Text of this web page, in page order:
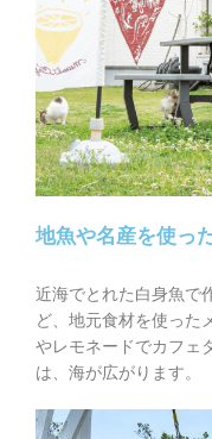
地魚や名産を使っ
近海でとれた白身魚で
ど、地元食材を使った
やレモネードでカフェ
は、海が広がります。